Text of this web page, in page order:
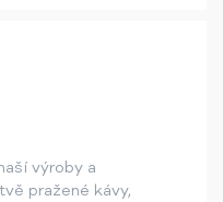
výroby a
pražené kávy,